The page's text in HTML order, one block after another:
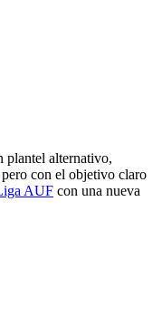
plantel alternativo,
con el objetivo claro
AUF con una nueva